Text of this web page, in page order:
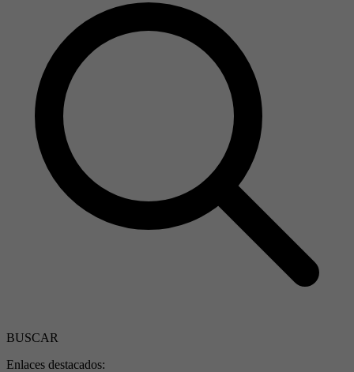
BUSCAR
Enlaces destacados: